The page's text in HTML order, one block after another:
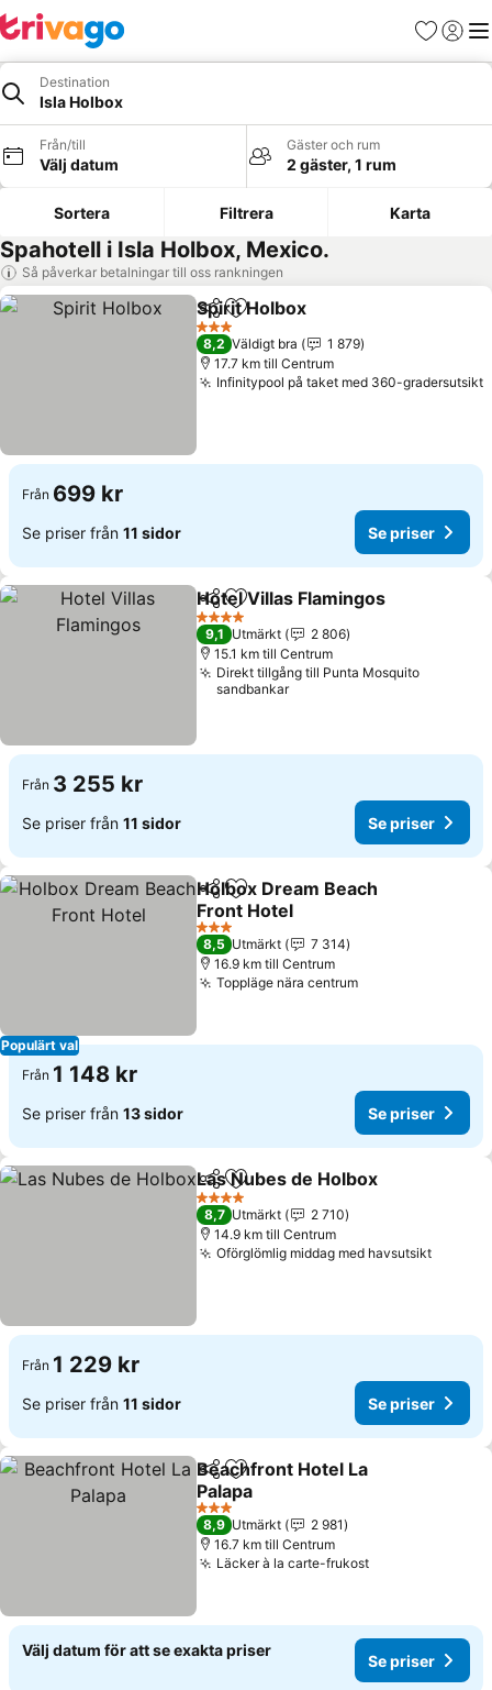
Favoriter
Logga
Destination
Isla Holbox
Från/till
Välj datum
Gäster och rum
2 gäster, 1 rum
Sortera Filtrera Karta
Spahotell i Isla Holbox, Mexico.
Så påverkar betalningar till oss rankningen
Dela Lägg till i Mina Favoriter
Spirit Holbox
3 Stjärnor
8,2 Väldigt bra
1 879
17.7 km till Centrum
Infinitypool på taket med 360-gradersutsikt
Från 699 kr
Se priser från 11 sidor Se priser
Dela Lägg till i Mina Favoriter
Hotel Villas Flamingos
4 Stjärnor
9,1 Utmärkt
2 806
15.1 km till Centrum
Direkt tillgång till Punta Mosquito
sandbankar
Från 3 255 kr
Se priser från 11 sidor Se priser
Populärt val
Dela Lägg till i Mina Favoriter
Holbox Dream Beach
Front Hotel
Se priser
3 Stjärnor
8,5 Utmärkt
7 314
16.9 km till Centrum
Toppläge nära centrumSe priser
Från 1 148 kr
Se priser från 13 sidor Se priser
Dela Lägg till i Mina Favoriter
Las Nubes de Holbox
4 Stjärnor
8,7 Utmärkt
2 710
14.9 km till Centrum
Oförglömlig middag med havsutsiktSe
Från 1 229 kr
Se priser från 11 sidor Se priser
Dela Lägg till i Mina Favoriter
Beachfront Hotel La
Palapa
Se priser
3 Stjärnor
8,9 Utmärkt
2 981
16.7 km till Centrum
Läcker à la carte-frukostSe priser
Välj datum för att se exakta priser
Se priser